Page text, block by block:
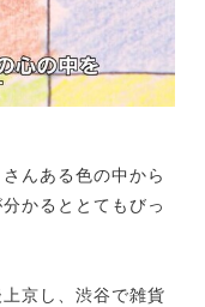
んある色の中から
かるととてもびっ
京し、渋谷で雑貨